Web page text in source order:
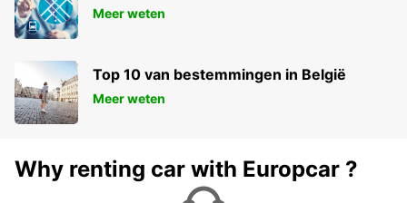
Meer weten
Top 10 van bestemmingen in België
Meer weten
Why renting car with Europcar ?